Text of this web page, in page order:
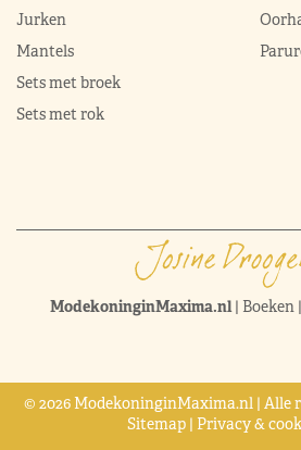
Jurken
Mantels
Sets met broek
Sets met rok
ModekoninginMaxima.nl| Boeken |
© 2026 ModekoninginMaxima.nl | Alle
Sitemap | Privacy &